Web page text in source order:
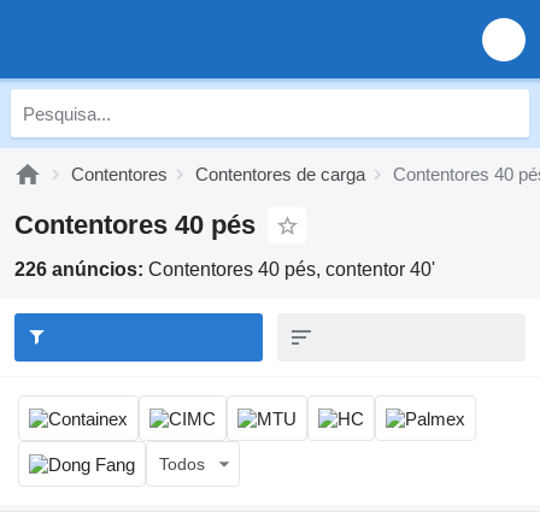
Contentores Contentores de carga Contentores 40
Contentores 40 pés
226 anúncios: Contentores 40 pés, contentor 40'
Todos